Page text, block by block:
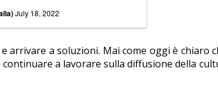
July 18, 2022
a soluzioni. Mai come oggi è chiaro
a lavorare sulla diffusione della